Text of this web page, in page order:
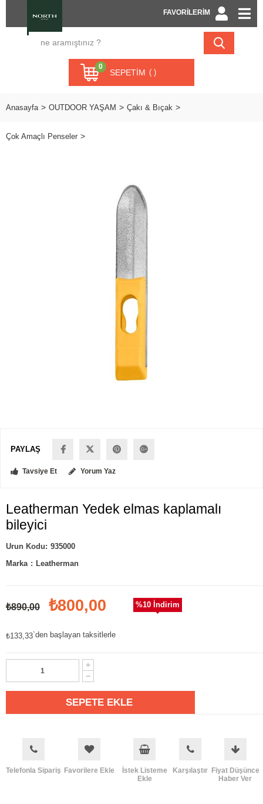
FAVORİLERİM
SEPETIM
0
Anasayfa OUTDOOR YAŞAM Çakı & Bıçak
Çok Amaçlı Penseler
PAYLAŞ
Tavsiye Et Yorum Yaz
Leatherman Yedek elmas kaplamalı
bileyici
935000
Marka : Leatherman
₺890,00 ₺800,00
₺133,33`den başlayan taksitlerle
%10 İndirim
Telefonla Sipariş Favorilere Ekle
İstek Listeme
Ekle
Karşılaştır
Fiyat Düşünce
Haber Ver